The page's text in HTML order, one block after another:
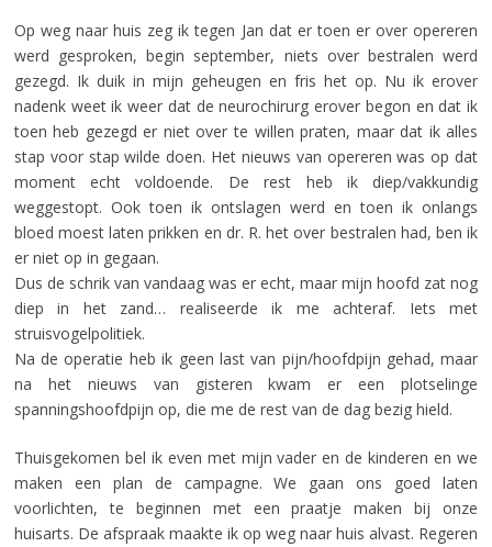
Op weg naar huis zeg ik tegen Jan dat er toen er over opereren
werd gesproken, begin september, niets over bestralen werd
gezegd. Ik duik in mijn geheugen en fris het op. Nu ik erover
nadenk weet ik weer dat de neurochirurg erover begon en dat ik
toen heb gezegd er niet over te willen praten, maar dat ik alles
stap voor stap wilde doen. Het nieuws van opereren was op dat
moment echt voldoende. De rest heb ik diep/vakkundig
weggestopt. Ook toen ik ontslagen werd en toen ik onlangs
bloed moest laten prikken en dr. R. het over bestralen had, ben ik
er niet op in gegaan.
Dus de schrik van vandaag was er echt, maar mijn hoofd zat nog
diep in het zand… realiseerde ik me achteraf. Iets met
struisvogelpolitiek.
Na de operatie heb ik geen last van pijn/hoofdpijn gehad, maar
na het nieuws van gisteren kwam er een plotselinge
spanningshoofdpijn op, die me de rest van de dag bezig hield.
Thuisgekomen bel ik even met mijn vader en de kinderen en we
maken een plan de campagne. We gaan ons goed laten
voorlichten, te beginnen met een praatje maken bij onze
huisarts. De afspraak maakte ik op weg naar huis alvast. Regeren